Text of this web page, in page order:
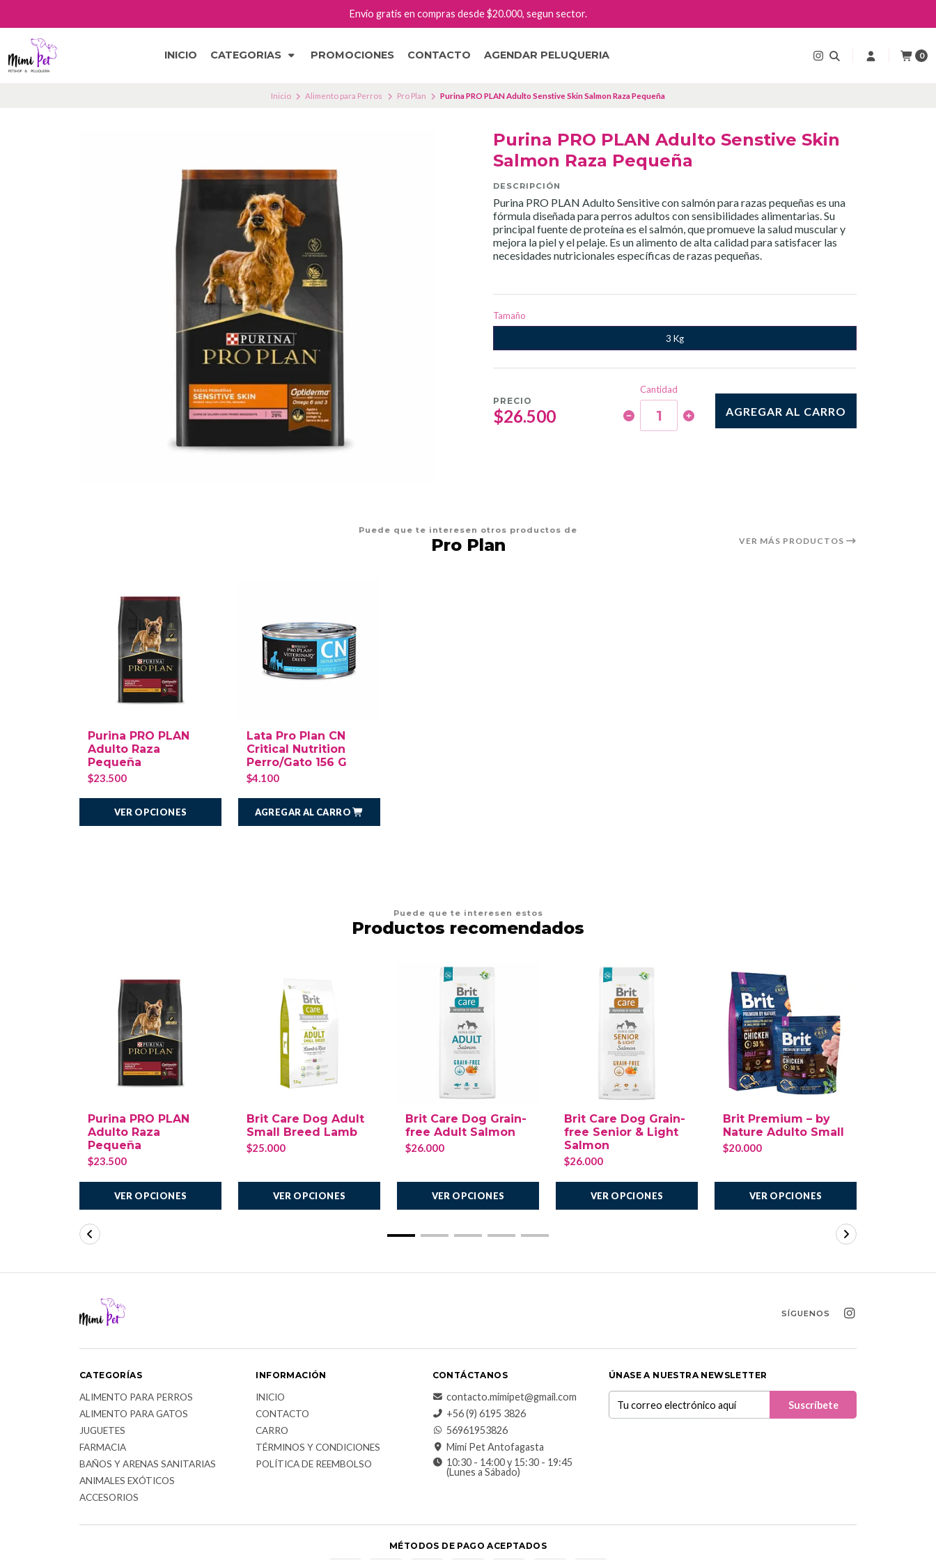
INICIO CATEGORIAS PROMOCIONES CONTACTO AGENDAR PELUQUERIA 0
Envío gratis en compras desde $20.000, segun sector.
Inicio Alimento para Perros Pro Plan Purina PRO PLAN Adulto Senstive Skin Salmon Raza Pequeña
Purina PRO PLAN Adulto Senstive Skin
Salmon Raza Pequeña
DESCRIPCIÓN
Purina PRO PLAN Adulto Sensitive con salmón para razas pequeñas es una
fórmula diseñada para perros adultos con sensibilidades alimentarias. Su
principal fuente de proteína es el salmón, que promueve la salud muscular y
mejora la piel y el pelaje. Es un alimento de alta calidad para satisfacer las
necesidades nutricionales específicas de razas pequeñas.
Tamaño
3 Kg
PRECIO
$26.500
Cantidad
AGREGAR AL CARRO
Puede que te interesen otros productos de
Pro Plan VER MÁS PRODUCTOS
Purina PRO PLAN
Adulto Raza
Pequeña
$23.500
VER OPCIONES
Lata Pro Plan CN
Critical Nutrition
Perro/Gato 156 G
$4.100
AGREGAR AL CARRO
Puede que te interesen estos
Productos recomendados
Purina PRO PLAN
Adulto Raza
Pequeña
$23.500
VER OPCIONES
Brit Care Dog Adult
Small Breed Lamb
$25.000
VER OPCIONES
Brit Care Dog Grain-
free Adult Salmon
$26.000
VER OPCIONES
Brit Care Dog Grain-
free Senior & Light
Salmon
$26.000
VER OPCIONES
Brit Premium – by
Nature Adulto Small
$20.000
VER OPCIONES
SÍGUENOS
CATEGORÍAS
ALIMENTO PARA PERROS
ALIMENTO PARA GATOS
JUGUETES
FARMACIA
BAÑOS Y ARENAS SANITARIAS
ANIMALES EXÓTICOS
ACCESORIOS
INFORMACIÓN
INICIO
CONTACTO
CARRO
TÉRMINOS Y CONDICIONES
POLÍTICA DE REEMBOLSO
CONTÁCTANOS
contacto.mimipet@gmail.com
+56 (9) 6195 3826
56961953826
Mimi Pet Antofagasta
10:30 - 14:00 y 15:30 - 19:45
(Lunes a Sábado)
ÚNASE A NUESTRA NEWSLETTER
MÉTODOS DE PAGO ACEPTADOS